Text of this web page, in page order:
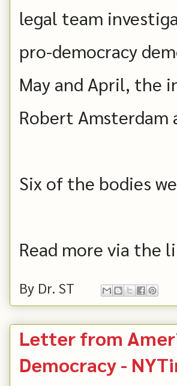
legal team
pro-democracy
May and April, the
Robert Amsterdam
Six of the bodies
Read more via the
By Dr. ST
Letter from
Democracy -